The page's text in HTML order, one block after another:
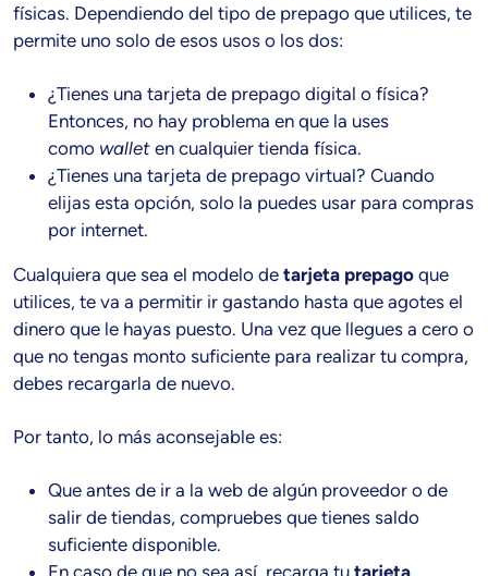
físicas. Dependiendo del tipo de prepago que utilices, te
permite uno solo de esos usos o los dos:
¿Tienes una tarjeta de prepago digital o física?
Entonces, no hay problema en que la uses
como wallet en cualquier tienda física.
¿Tienes una tarjeta de prepago virtual? Cuando
elijas esta opción, solo la puedes usar para compras
por internet.
Cualquiera que sea el modelo de tarjeta prepago que
utilices, te va a permitir ir gastando hasta que agotes el
dinero que le hayas puesto. Una vez que llegues a cero o
que no tengas monto suficiente para realizar tu compra,
debes recargarla de nuevo.
Por tanto, lo más aconsejable es:
Que antes de ir a la web de algún proveedor o de
salir de tiendas, compruebes que tienes saldo
suficiente disponible.
En caso de que no sea así, recarga tu tarjeta